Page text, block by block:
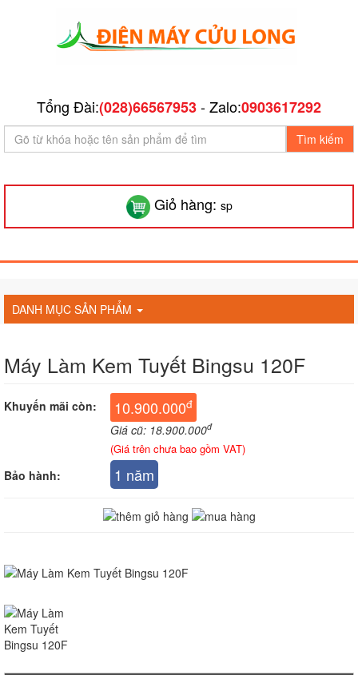
Tổng Đài:(028)66567953- Zalo:0903617292
Tìm kiếm
Giỏ hàng: sp
DANH MỤC SẢN PHẨM
Máy Làm Kem Tuyết Bingsu 120F
Khuyến mãi còn: 10.900.000đ
Giá cũ: 18.900.000đ
(Giá trên chưa bao gồm VAT)
Bảo hành: 1 năm